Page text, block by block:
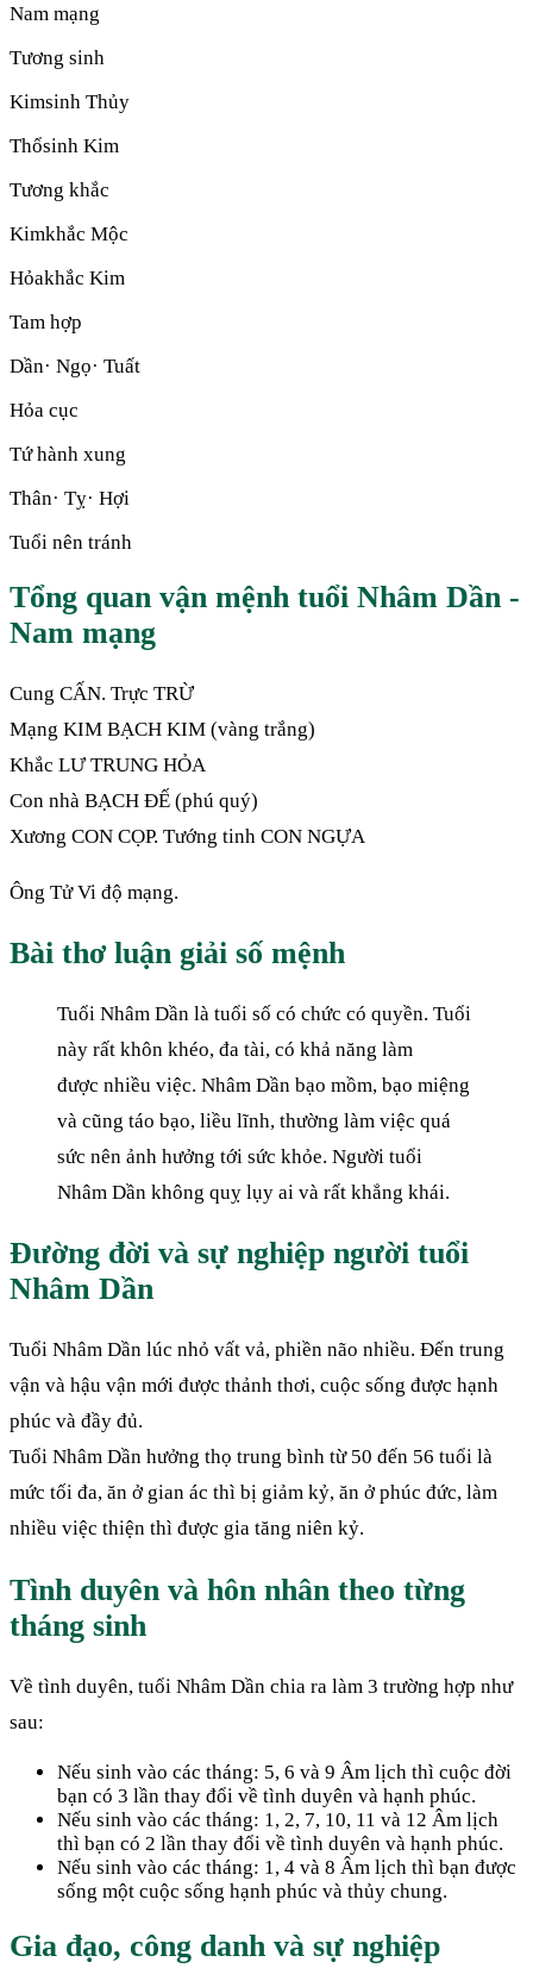
Nam mạng
Tương sinh
Kimsinh Thủy
Thổsinh Kim
Tương khắc
Kimkhắc Mộc
Hỏakhắc Kim
Tam hợp
Dần· Ngọ· Tuất
Hỏa cục
Tứ hành xung
Thân· Tỵ· Hợi
Tuổi nên tránh
Tổng quan vận mệnh tuổi Nhâm Dần -
Nam mạng
Cung CẤN. Trực TRỪ
Mạng KIM BẠCH KIM (vàng trắng)
Khắc LƯ TRUNG HỎA
Con nhà BẠCH ĐẾ (phú quý)
Xương CON CỌP. Tướng tinh CON NGỰA
Ông Tử Vi độ mạng.
Bài thơ luận giải số mệnh
Tuổi Nhâm Dần là tuổi số có chức có quyền. Tuổi
này rất khôn khéo, đa tài, có khả năng làm
được nhiều việc. Nhâm Dần bạo mồm, bạo miệng
và cũng táo bạo, liều lĩnh, thường làm việc quá
sức nên ảnh hưởng tới sức khỏe. Người tuổi
Nhâm Dần không quỵ lụy ai và rất khẳng khái.
Đường đời và sự nghiệp người tuổi
Nhâm Dần
Tuổi Nhâm Dần lúc nhỏ vất vả, phiền não nhiều. Đến trung
vận và hậu vận mới được thảnh thơi, cuộc sống được hạnh
phúc và đầy đủ.
Tuổi Nhâm Dần hưởng thọ trung bình từ 50 đến 56 tuổi là
mức tối đa, ăn ở gian ác thì bị giảm kỷ, ăn ở phúc đức, làm
nhiều việc thiện thì được gia tăng niên kỷ.
Tình duyên và hôn nhân theo từng
tháng sinh
Về tình duyên, tuổi Nhâm Dần chia ra làm 3 trường hợp như
sau:
Nếu sinh vào các tháng: 5, 6 và 9 Âm lịch thì cuộc đời
bạn có 3 lần thay đổi về tình duyên và hạnh phúc.
Nếu sinh vào các tháng: 1, 2, 7, 10, 11 và 12 Âm lịch
thì bạn có 2 lần thay đổi về tình duyên và hạnh phúc.
Nếu sinh vào các tháng: 1, 4 và 8 Âm lịch thì bạn được
sống một cuộc sống hạnh phúc và thủy chung.
Gia đạo, công danh và sự nghiệp